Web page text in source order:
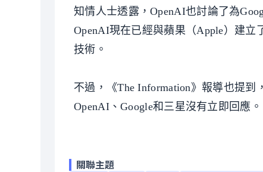
知情人士透露，OpenAI也討論了為
OpenAI現在已經與蘋果（Apple）建立
技術。
不過，《The Information》報導也提到
OpenAI、Google和三星沒有立即回應。
關聯主題